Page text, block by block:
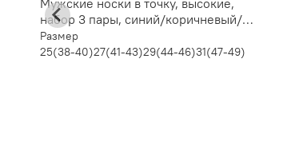
Мужские носки в точку, высокие,
набор 3 пары, синий/коричневый/
бордовый
Размер
25(38-40)27(41-43)29(44-46)31(47-49)